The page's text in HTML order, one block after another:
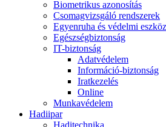
Biometrikus azonosítás
Csomagvizsgáló rendszerek
Egyenruha és védelmi
Egészségbiztonság
IT-biztonság
Adatvédelem
Információ-biztonság
Iratkezelés
Online
Munkavédelem
Hadiipar
Haditechnika